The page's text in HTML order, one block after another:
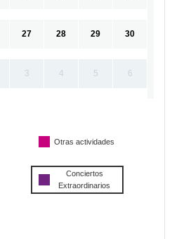
27 28 29 30
3 4 5 6
Otras actividades
Conciertos
Extraordinarios